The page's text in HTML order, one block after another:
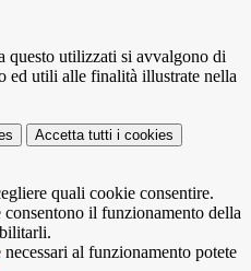
questo utilizzati si avvalgono di
ed utili alle finalità illustrate nella
Accetta tutti i cookies
quali cookie consentire.
il funzionamento della
al funzionamento potete